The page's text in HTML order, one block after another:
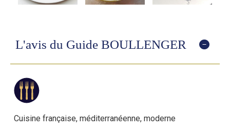
L'avis du Guide BOULLENGER
Cuisine française, méditerranéenne, moderne